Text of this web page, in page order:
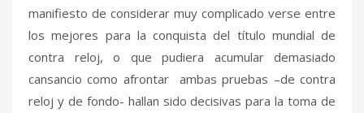
manifiesto de considerar muy complicado verse entre
los mejores para la conquista del título mundial de
contra reloj, o que pudiera acumular demasiado
cansancio como afrontar ambas pruebas –de contra
reloj y de fondo- hallan sido decisivas para la toma de